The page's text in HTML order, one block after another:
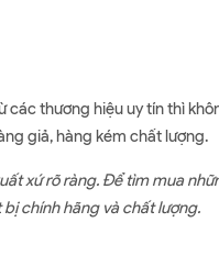
thương hiệu uy tín thì
giả, hàng kém chất lượng.
xứ rõ ràng. Để tìm mua
chính hãng và chất lượng.